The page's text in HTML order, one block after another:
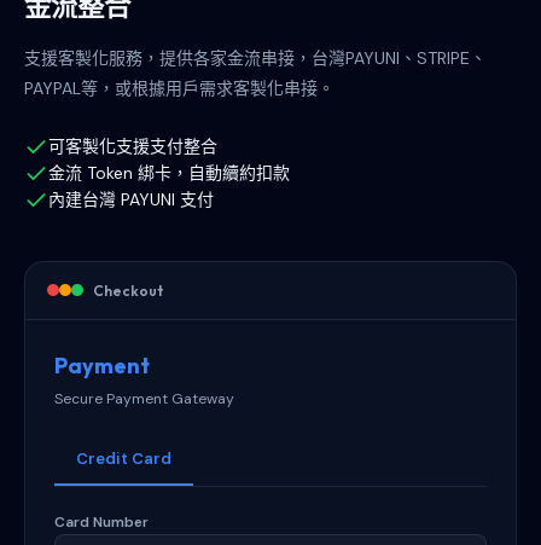
支援客製化服務，提供各家金流串接，台灣PAYUNI、STRIPE、
PAYPAL等，或根據用戶需求客製化串接。
可客製化支援支付整合
金流 Token 綁卡，自動續約扣款
內建台灣 PAYUNI 支付
Checkout
Payment
Secure Payment Gateway
Credit Card
Card Number